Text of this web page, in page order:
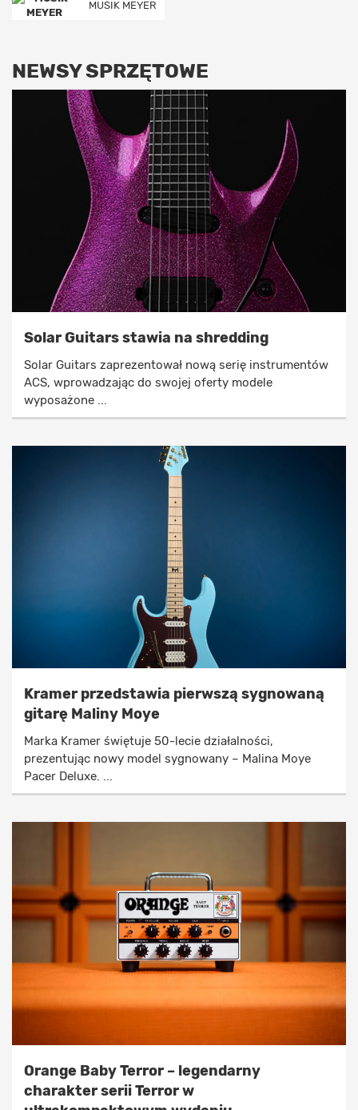
MUSIK MEYER
NEWSY SPRZĘTOWE
Solar Guitars stawia na shredding
Solar Guitars zaprezentował nową serię instrumentów
ACS, wprowadzając do swojej oferty modele
wyposażone ...
Kramer przedstawia pierwszą sygnowaną
gitarę Maliny Moye
Marka Kramer świętuje 50-lecie działalności,
prezentując nowy model sygnowany – Malina Moye
Pacer Deluxe. ...
Orange Baby Terror – legendarny
charakter serii Terror w